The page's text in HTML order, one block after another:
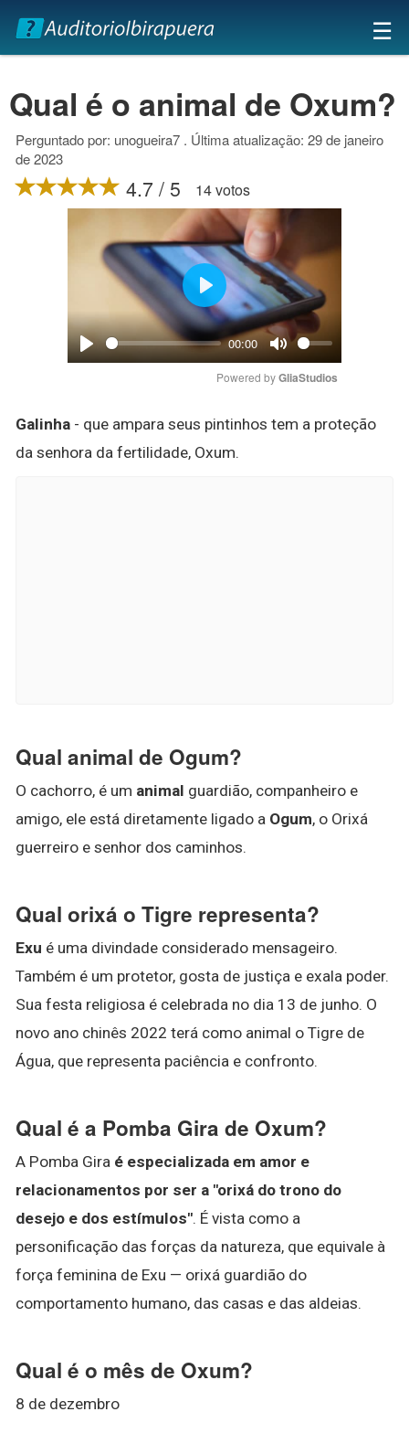
×
☰
Qual é o animal de Oxum?
Perguntado por: unogueira7 . Última atualização: 29 de janeiro
de 2023
4.7 / 5 14 votos
Play
00:00
Mute
Play
Powered by GliaStudios
Galinha - que ampara seus pintinhos tem a proteção
da senhora da fertilidade, Oxum.
Qual animal de Ogum?
O cachorro, é um animal guardião, companheiro e
amigo, ele está diretamente ligado a Ogum, o Orixá
guerreiro e senhor dos caminhos.
Qual orixá o Tigre representa?
Exu é uma divindade considerado mensageiro.
Também é um protetor, gosta de justiça e exala poder.
Sua festa religiosa é celebrada no dia 13 de junho. O
novo ano chinês 2022 terá como animal o Tigre de
Água, que representa paciência e confronto.
Qual é a Pomba Gira de Oxum?
A Pomba Gira é especializada em amor e
relacionamentos por ser a "orixá do trono do
desejo e dos estímulos". É vista como a
personificação das forças da natureza, que equivale à
força feminina de Exu — orixá guardião do
comportamento humano, das casas e das aldeias.
Qual é o mês de Oxum?
8 de dezembro